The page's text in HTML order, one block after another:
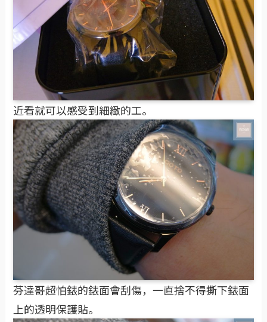
近看就可以感受到細緻的工。
芬達哥超怕錶的錶面會刮傷，一直捨不得撕下錶面
上的透明保護貼。